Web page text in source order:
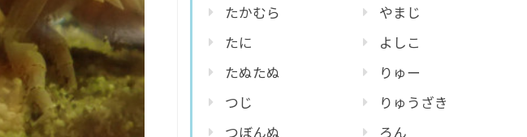
たかむら
たに
たぬたぬ
つじ
つぼんぬ
やまじ
よしこ
りゅー
りゅうざき
ろん